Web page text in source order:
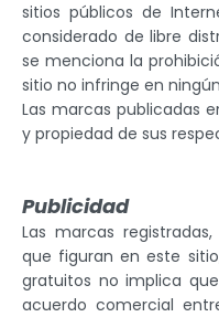
sitios públicos de
considerado de libre
se menciona la
sitio no infringe en
Las marcas publicadas
y propiedad de sus
Publicidad
Las marcas
que figuran en este
gratuitos no implica
acuerdo comercial